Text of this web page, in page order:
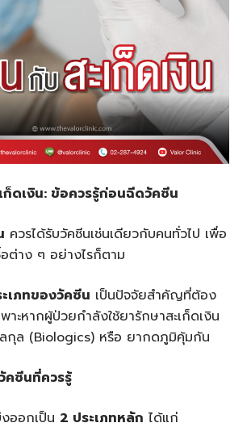
ก็ดเงิน: ข้อควรรู้ก่อนฉีดวัคซีน
ควรได้รับวัคซีนเช่นเดียวกับคนทั่วไป เพื่อ
ต่าง ๆ อย่างไรก็ตาม
เภทของวัคซีน เป็นปัจจัยสำคัญที่ต้อง
ะหากผู้ป่วยกำลังใช้ยารักษาสะเก็ดเงิน
ลกุล (Biologics) หรือ ยากดภูมิคุ้มกัน
คซีนที่ควรรู้
ออกเป็น 2 ประเภทหลัก ได้แก่